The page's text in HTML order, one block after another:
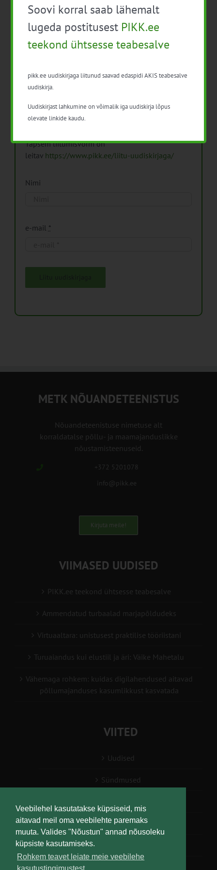
Veebilehel kasutatakse küpsiseid, mis
aitavad meil oma veebilehte paremaks
muuta. Valides "Nõustun" annad nõusoleku
küpsiste kasutamiseks.
Rohkem teavet leiate meie veebilehe
Pikk.ee uudiskirjaga liitumine.
Isikuandmeid töötleme vastavalt
Isikuandmete
Täpsem liitumisvorm on
leitav https://www.pikk.ee/liitu-uudiskirjaga/
Nimi
e-mail *
METK NÕUANDETEENISTUS
Nõuandeteenistuse nimetuse alt
korraldatalse põllu- ja maamajanduslikke
nõustamisteenuseid.
+372 5201078
info@pikk.ee
Kirjuta meile!
VIIMASED UUDISED
PIKK.ee teekond ühtsesse teabesalve
Ammendatud turbaalad marjapõldudeks
Virtuaaltara: unistusest praktilise tööriistani
Turuaiandus kui elustiil ja äri: Väike Mahetalu
Vähemaga rohkem: kuidas digilahendused aitavad
põllumajanduses kasumlikkust kasvatada
VIITED
Uudised
Sündmused
Teabesalv
Liitu uudiskirjaga
Soovi korral saab lähemalt
lugeda postitusest PIKK.ee
teekond ühtsesse teabesalve
pikk.ee uudiskirjaga liitunud saavad edaspidi AKIS teabesalve
uudiskirja.
Uudiskirjast lahkumine on võimalik iga uudiskirja lõpus
olevate linkide kaudu.